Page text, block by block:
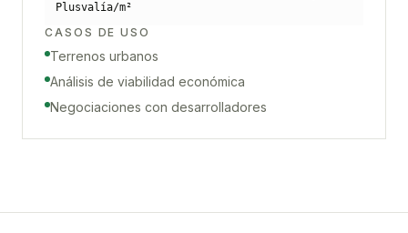
Plusvalía/m²
CASOS DE USO
Terrenos urbanos
Análisis de viabilidad económica
Negociaciones con desarrolladores